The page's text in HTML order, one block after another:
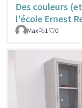
Des couleurs
l'école Ernest
Max
1 0